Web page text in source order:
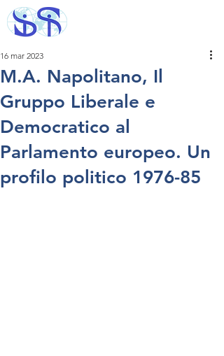
M.A. Napolitano, Il
Gruppo Liberale e
Democratico al
Parlamento europeo. Un
profilo politico 1976-85
16 mar 2023